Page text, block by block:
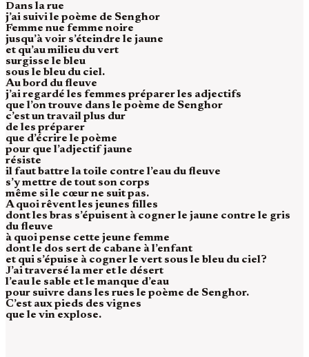
Dans la rue
j’ai suivi le poème de Senghor
Femme nue femme noire
jusqu’à voir s’éteindre le jaune
et qu’au milieu du vert
surgisse le bleu
sous le bleu du ciel.
Au bord du fleuve
j’ai regardé les femmes préparer les adjectifs
que l’on trouve dans le poème de Senghor
c’est un travail plus dur
de les préparer
que d’écrire le poème
pour que l’adjectif jaune
résiste
il faut battre la toile contre l’eau du fleuve
s’y mettre de tout son corps
même si le cœur ne suit pas.
A quoi rêvent les jeunes filles
dont les bras s’épuisent à cogner le jaune contre le gris
du fleuve
à quoi pense cette jeune femme
dont le dos sert de cabane à l’enfant
et qui s’épuise à cogner le vert sous le bleu du ciel?
J’ai traversé la mer et le désert
l’eau le sable et le manque d’eau
pour suivre dans les rues le poème de Senghor.
C’est aux pieds des vignes
que le vin explose.